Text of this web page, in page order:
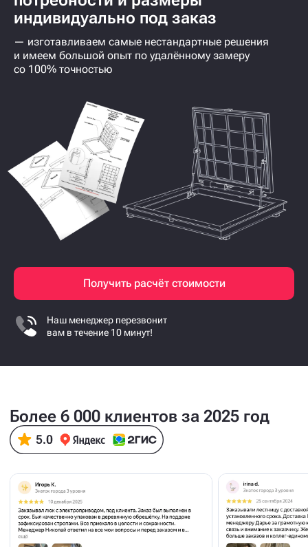
Современное оборудование
и производственный опыт > 10 лет
Конструкторский отдел с 3-мя инженерами
с опытом > 5 лет
Изготовим ревизионный
напольный люк под ваши
потребности и размеры
индивидуально под заказ
— изготавливаем самые нестандартные решения
Получить расчёт стоимости
Наш менеджер перезвонит
вам в течение 10 минут!